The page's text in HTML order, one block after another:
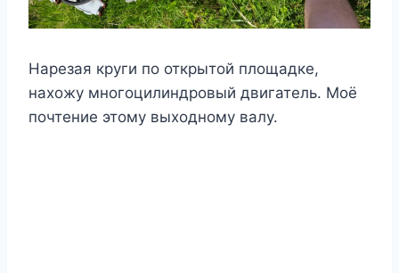
Нарезая круги по открытой площадке,
нахожу многоцилиндровый двигатель. Моё
почтение этому выходному валу.